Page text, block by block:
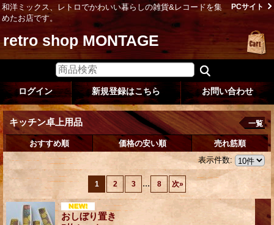
和洋ミックス、レトロでかわいい暮らしの雑貨&レコードを集
めたお店です。
PCサイト
retro shop MONTAGE
ログイン 新規登録はこちら お問い合わせ
キッチン卓上用品 一覧
おすすめ順 価格の安い順
売れ筋順
表示件数:
1 2 3 ... 8 次»
おしぼり置き